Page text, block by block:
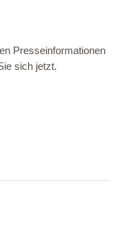
Presseinformationen
sich jetzt.